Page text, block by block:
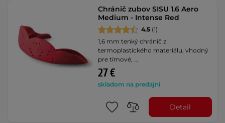
Chránič zubov SISU 1.6 Aero
Medium - Intense Red
4.5 (1)
1,6 mm tenký chránič z
termoplastického materiálu, vhodný
pre tímové, …
27 €
skladom na predajni
Detail